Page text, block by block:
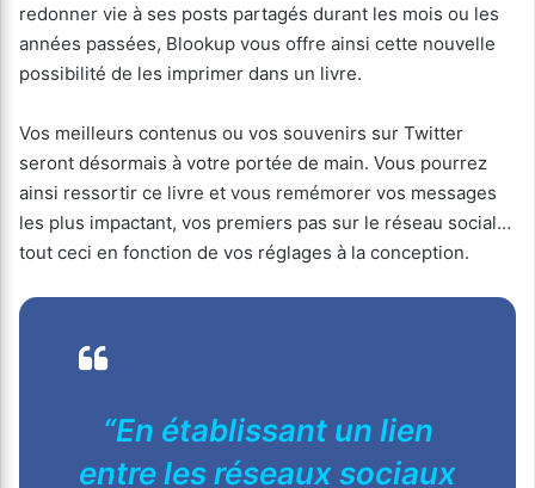
redonner vie à ses posts partagés durant les mois ou les
années passées, Blookup vous offre ainsi cette nouvelle
possibilité de les imprimer dans un livre.
Vos meilleurs contenus ou vos souvenirs sur Twitter
seront désormais à votre portée de main. Vous pourrez
ainsi ressortir ce livre et vous remémorer vos messages
les plus impactant, vos premiers pas sur le réseau social…
tout ceci en fonction de vos réglages à la conception.
“En établissant un lien
entre les réseaux sociaux